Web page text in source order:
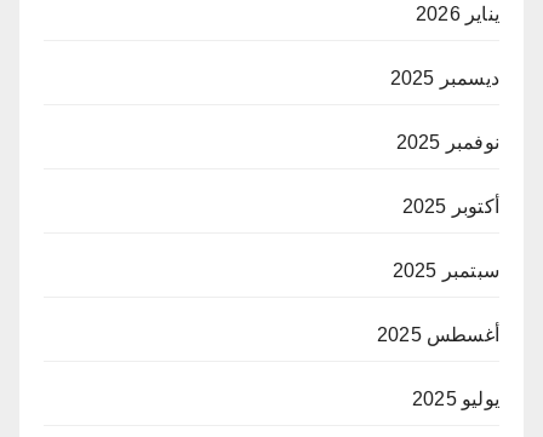
يناير 2026
ديسمبر 2025
نوفمبر 2025
أكتوبر 2025
سبتمبر 2025
أغسطس 2025
يوليو 2025